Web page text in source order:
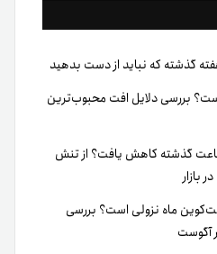
بررسی دلایل افت محبوب‌ترین
قیمت رمزارزها در ۲۴ ساعت گذشته کاهش یافت؟ از تنش
بازار
ماه نزولی است؟ بررسی
آگوست